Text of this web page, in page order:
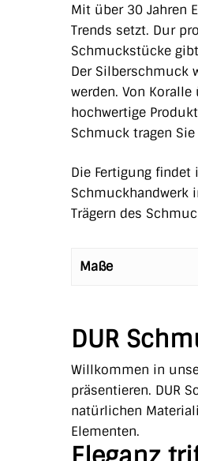
Mit über 30 Jahren
Trends setzt. Dur
Schmuckstücke
Der Silberschmuck
werden. Von
hochwertige
Schmuck tragen
Die Fertigung
Schmuckhandwerk
Trägern des
Maße
DUR
Willkommen in
präsentieren. DUR
natürlichen
Elementen.